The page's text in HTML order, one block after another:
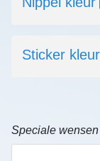
Sticker kleur
Speciale